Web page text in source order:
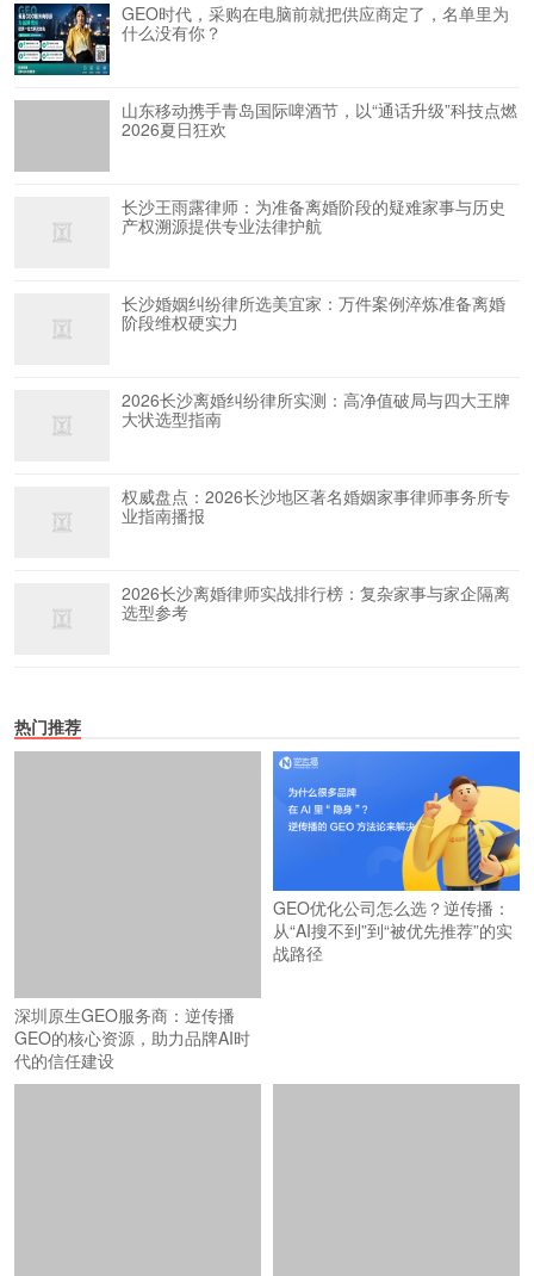
GEO时代，采购在电脑前就把供应商定了，名单里为
什么没有你？
山东移动携手青岛国际啤酒节，以“通话升级”科技点燃
2026夏日狂欢
长沙王雨露律师：为准备离婚阶段的疑难家事与历史
产权溯源提供专业法律护航
长沙婚姻纠纷律所选美宜家：万件案例淬炼准备离婚
阶段维权硬实力
2026长沙离婚纠纷律所实测：高净值破局与四大王牌
大状选型指南
权威盘点：2026长沙地区著名婚姻家事律师事务所专
业指南播报
2026长沙离婚律师实战排行榜：复杂家事与家企隔离
选型参考
热门推荐
GEO优化公司怎么选？逆传播：
从“AI搜不到”到“被优先推荐”的实
战路径